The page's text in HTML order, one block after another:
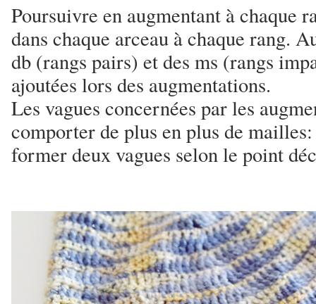
Poursuivre en augmentant à chaque
dans chaque arceau à chaque rang.
db (rangs pairs) et des ms (rangs
ajoutées lors des augmentations.
Les vagues concernées par les
comporter de plus en plus de
former deux vagues selon le point